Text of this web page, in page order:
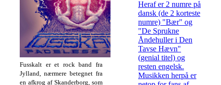
Fusskalt er et rock band fra
Jylland, nærmere betegnet fra
en afkrog af Skanderborg, som
Heraf er 2 numre på
dansk (de 2 korteste
numre) "Bær" og
"De Sprukne
Åndehuller i Den
Tavse Hævn"
(genial titel) og
resten engelsk.
Musikken herpå er